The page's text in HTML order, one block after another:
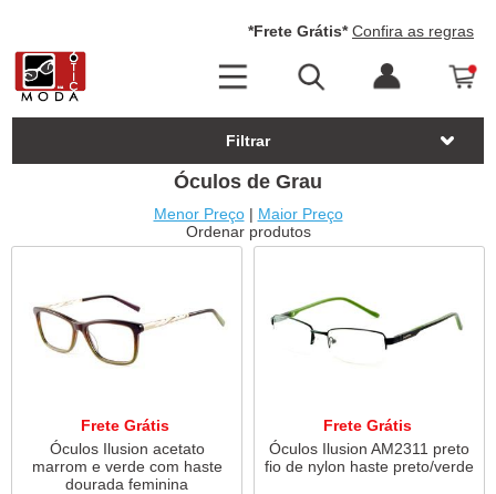
*Frete Grátis* Confira as regras
Filtrar
Óculos de Grau
Menor Preço| Maior Preço
Ordenar produtos
Frete Grátis
Óculos Ilusion acetato
marrom e verde com haste
dourada feminina
Frete Grátis
Óculos Ilusion AM2311 preto
fio de nylon haste preto/verde